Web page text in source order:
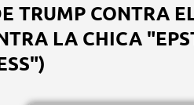
TRUMP CONTRA
LA CHICA